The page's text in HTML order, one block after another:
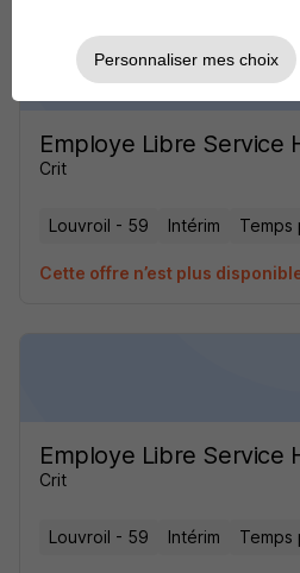
Employe Libre Service
Crit
Louvroil - 59 Intérim Temps
Cette offre n’est plus
Employe Libre Service
Crit
Louvroil - 59 Intérim Temps
Personnaliser mes choix